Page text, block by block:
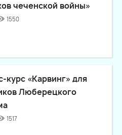
чеченской войны»
1550
курс «Карвинг» для
Люберецкого
1517